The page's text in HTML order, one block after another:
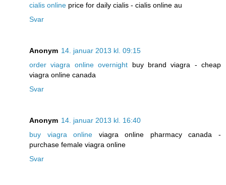
cialis online price for daily cialis - cialis online au
Svar
Anonym 14. januar 2013 kl. 09:15
order viagra online overnight buy brand viagra - cheap
viagra online canada
Svar
Anonym 14. januar 2013 kl. 16:40
buy viagra online viagra online pharmacy canada -
purchase female viagra online
Svar